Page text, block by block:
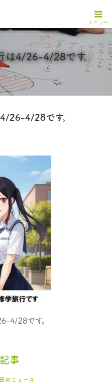
は4/26-4/28です。
26-4/28です。
4/28です。
事
のニュース